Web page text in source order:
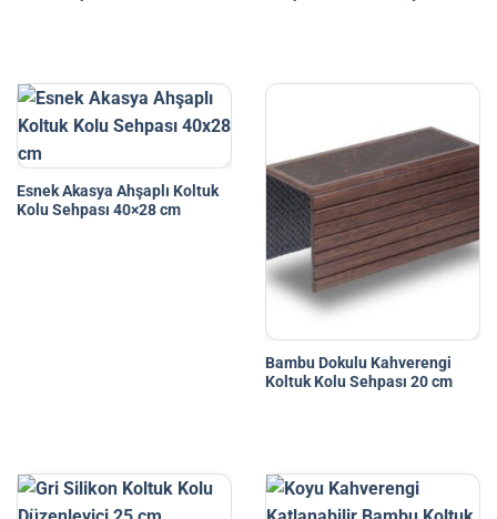
Esnek Akasya Ahşaplı Koltuk
Kolu Sehpası 40×28 cm
Bambu Dokulu Kahverengi
Koltuk Kolu Sehpası 20 cm